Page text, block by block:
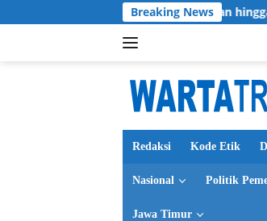
ke
Breaking News
Chelsea, AC Milan hingga
Redaksi Kode Etik
Nasional Politik
Jawa Timur